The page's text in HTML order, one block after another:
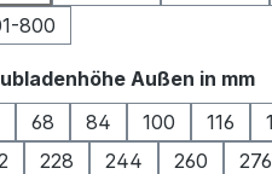
800
Außen in mm
68 84 100 116
228 244 260 276